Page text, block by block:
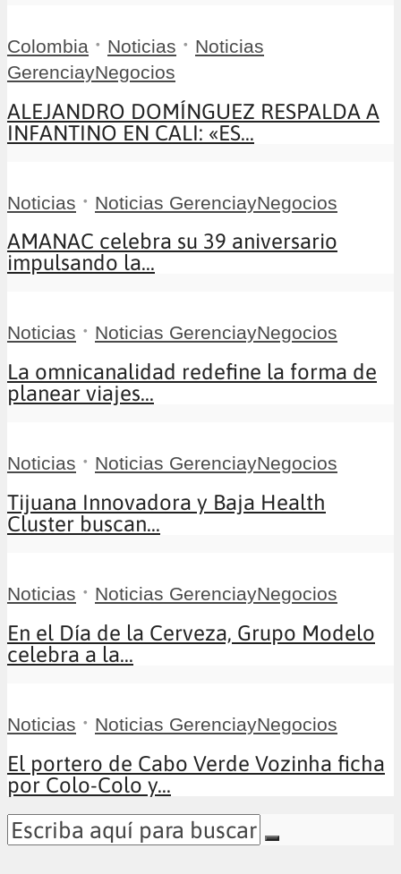
Colombia • Noticias • Noticias
GerenciayNegocios
ALEJANDRO DOMÍNGUEZ RESPALDA A
INFANTINO EN CALI: «ES...
Noticias • Noticias GerenciayNegocios
AMANAC celebra su 39 aniversario
impulsando la...
Noticias • Noticias GerenciayNegocios
La omnicanalidad redefine la forma de
planear viajes...
Noticias • Noticias GerenciayNegocios
Tijuana Innovadora y Baja Health
Cluster buscan...
Noticias • Noticias GerenciayNegocios
En el Día de la Cerveza, Grupo Modelo
celebra a la...
Noticias • Noticias GerenciayNegocios
El portero de Cabo Verde Vozinha ficha
por Colo-Colo y...